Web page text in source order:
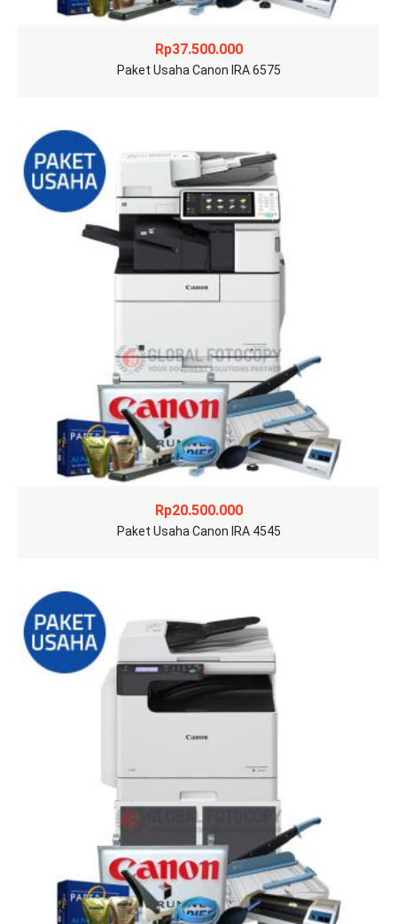
Rp37.500.000
Paket Usaha Canon IRA 6575
Rp20.500.000
Paket Usaha Canon IRA 4545